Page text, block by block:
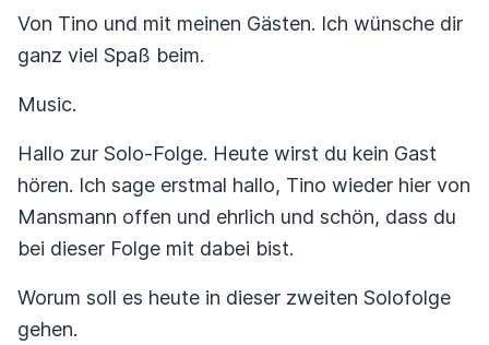
Von Tino und mit meinen Gästen. Ich wünsche dir
ganz viel Spaß beim.
Music.
Hallo zur Solo-Folge. Heute wirst du kein Gast
hören. Ich sage erstmal hallo, Tino wieder hier von
Mansmann offen und ehrlich und schön, dass du
bei dieser Folge mit dabei bist.
Worum soll es heute in dieser zweiten Solofolge
gehen.